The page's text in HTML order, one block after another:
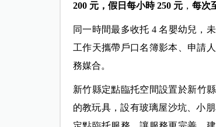
200 元，假日每小時 250 元， 每次
同一時間最多收托 4 名嬰幼兒，
工作天攜帶戶口名簿影本、申請
務媒合。
新竹縣定點臨托空間設置於新竹
的教玩具，設有玻璃屋沙坑、小